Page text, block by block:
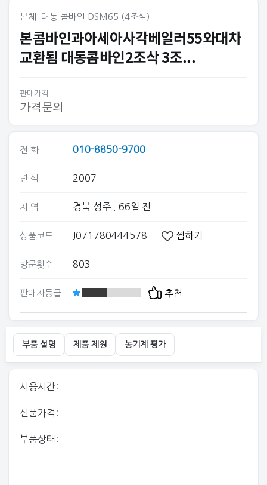
본체: 대동 콤바인 DSM65 (4조식)
본콤바인과아세아사각베일러55와대차
교환됨 대동콤바인2조삭 3조...
판매가격
가격문의
전 화 010-8850-9700
년 식 2007
지 역 경북 성주 . 66일 전
상품코드 J071780444578 찜하기
방문횟수 803
판매자등급 추천
부품 설명 제품 제원 농기계 평가
사용시간:
신품가격:
부품상태: